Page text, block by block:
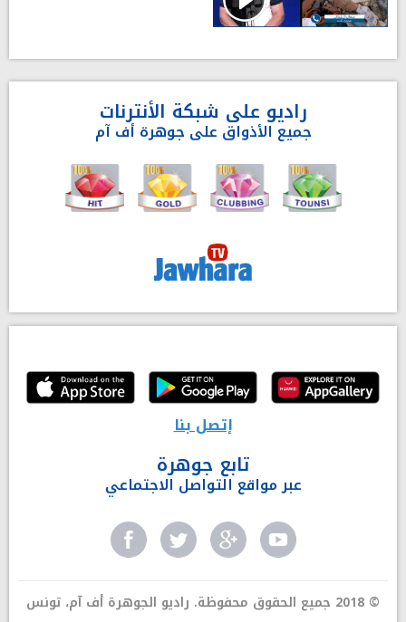
راديو على شبكة الأنترنات
جميع الأذواق على جوهرة أف آم
إتصل بنا
تابع جوهرة
عبر مواقع التواصل الاجتماعي
© 2018 جميع الحقوق محفوظة. راديو الجوهرة أف آم، تونس